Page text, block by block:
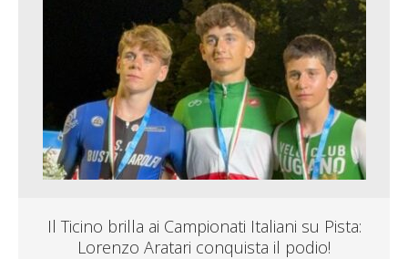
Il Ticino brilla ai Campionati Italiani su Pista:
Lorenzo Aratari conquista il podio!